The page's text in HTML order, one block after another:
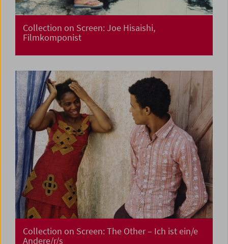
Collection on Screen: Joe Hisaishi,
Filmkomponist
Collection on Screen: The Other – Ich ist ein/e
Andere/r/s